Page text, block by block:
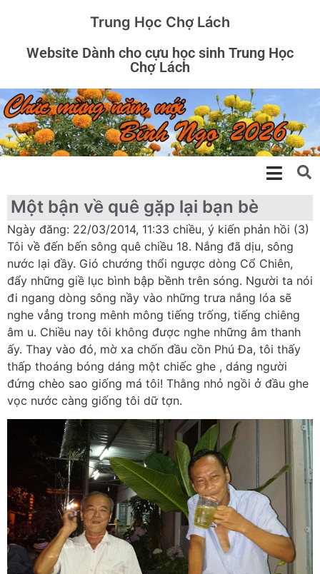
Trung Học Chợ Lách
Website Dành cho cựu học sinh Trung Học
Chợ Lách
Một bận về quê gặp lại bạn bè
Ngày đăng: 22/03/2014, 11:33 chiều, ý kiến phản hồi (3)
Tôi về đến bến sông quê chiều 18. Nắng đã dịu, sông
nước lại đầy. Gió chướng thổi ngược dòng Cổ Chiên,
đẩy những giề lục bình bập bềnh trên sóng. Người ta nói
đi ngang dòng sông nầy vào những trưa nắng lóa sẽ
nghe vẳng trong mênh mông tiếng trống, tiếng chiêng
âm u. Chiều nay tôi không được nghe những âm thanh
ấy. Thay vào đó, mờ xa chốn đầu cồn Phú Đa, tôi thấy
thấp thoáng bóng dáng một chiếc ghe , dáng người
đứng chèo sao giống má tôi! Thằng nhỏ ngồi ở đầu ghe
vọc nước càng giống tôi dữ tợn.